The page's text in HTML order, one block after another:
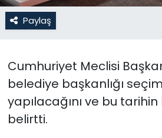
Paylaş
Cumhuriyet Meclisi
belediye başkanlığı
yapılacağını ve bu
belirtti.
Nöbetçi Eczaneler
Politika
SAĞLIK